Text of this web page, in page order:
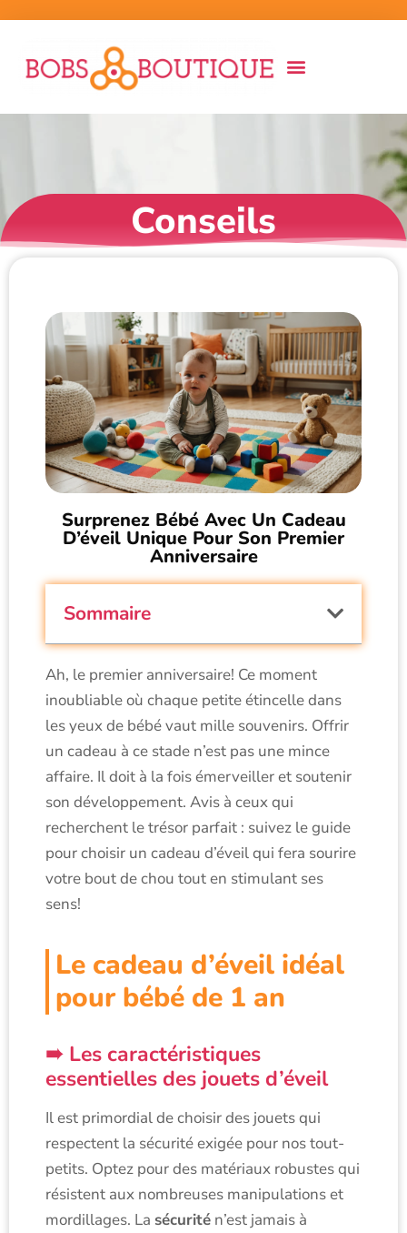
Conseils
Surprenez Bébé Avec Un Cadeau
D’éveil Unique Pour Son Premier
Anniversaire
Sommaire
Ah, le premier anniversaire! Ce moment
inoubliable où chaque petite étincelle dans
les yeux de bébé vaut mille souvenirs. Offrir
un cadeau à ce stade n’est pas une mince
affaire. Il doit à la fois émerveiller et soutenir
son développement. Avis à ceux qui
recherchent le trésor parfait : suivez le guide
pour choisir un cadeau d’éveil qui fera sourire
votre bout de chou tout en stimulant ses
sens!
Le cadeau d’éveil idéal
pour bébé de 1 an
Les caractéristiques
essentielles des jouets d’éveil
Il est primordial de choisir des jouets qui
respectent la sécurité exigée pour nos tout-
petits. Optez pour des matériaux robustes qui
résistent aux nombreuses manipulations et
mordillages. La sécurité n’est jamais à